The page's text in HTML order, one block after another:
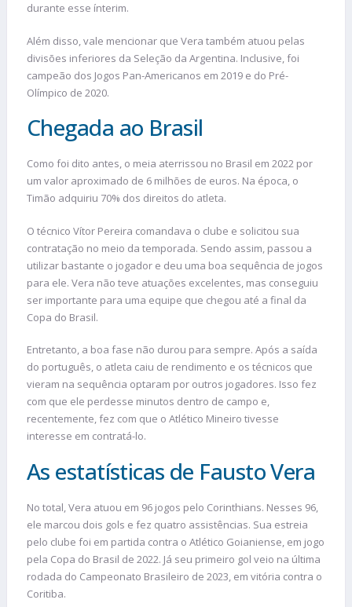
durante esse ínterim.
Além disso, vale mencionar que Vera também atuou pelas
divisões inferiores da Seleção da Argentina. Inclusive, foi
campeão dos Jogos Pan-Americanos em 2019 e do Pré-
Olímpico de 2020.
Chegada ao Brasil
Como foi dito antes, o meia aterrissou no Brasil em 2022 por
um valor aproximado de 6 milhões de euros. Na época, o
Timão adquiriu 70% dos direitos do atleta.
O técnico Vítor Pereira comandava o clube e solicitou sua
contratação no meio da temporada. Sendo assim, passou a
utilizar bastante o jogador e deu uma boa sequência de jogos
para ele. Vera não teve atuações excelentes, mas conseguiu
ser importante para uma equipe que chegou até a final da
Copa do Brasil.
Entretanto, a boa fase não durou para sempre. Após a saída
do português, o atleta caiu de rendimento e os técnicos que
vieram na sequência optaram por outros jogadores. Isso fez
com que ele perdesse minutos dentro de campo e,
recentemente, fez com que o Atlético Mineiro tivesse
interesse em contratá-lo.
As estatísticas de Fausto Vera
No total, Vera atuou em 96 jogos pelo Corinthians. Nesses 96,
ele marcou dois gols e fez quatro assistências. Sua estreia
pelo clube foi em partida contra o Atlético Goianiense, em jogo
pela Copa do Brasil de 2022. Já seu primeiro gol veio na última
rodada do Campeonato Brasileiro de 2023, em vitória contra o
Coritiba.